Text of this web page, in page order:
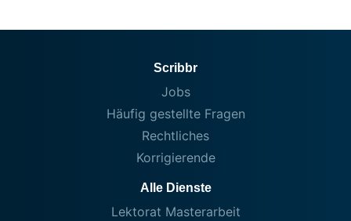
Scribbr
Jobs
Häufig gestellte Fragen
Rechtliches
Korrigierende
Alle Dienste
Lektorat Masterarbeit